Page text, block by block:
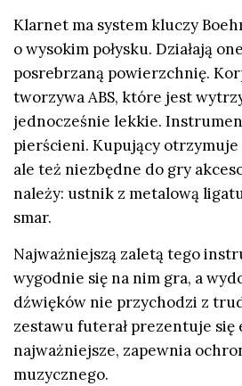
Klarnet ma system kluczy
o wysokim połysku. Działają
posrebrzaną powierzchnię.
tworzywa ABS, które jest
jednocześnie lekkie.
pierścieni. Kupujący
ale też niezbędne do gry
należy: ustnik z metalową
smar.
Najważniejszą zaletą tego
wygodnie się na nim gra, a
dźwięków nie przychodzi z
zestawu futerał prezentuje się
najważniejsze, zapewnia
muzycznego.